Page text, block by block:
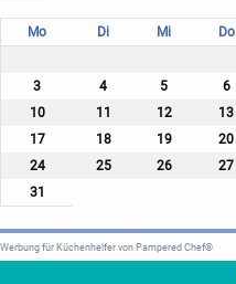
Mo Di Mi Do
3
4 5 6
10
11 12 13
17
18 19 20
24
25 26 27
31
Werbung für Küchenhelfer von Pampered Chef®